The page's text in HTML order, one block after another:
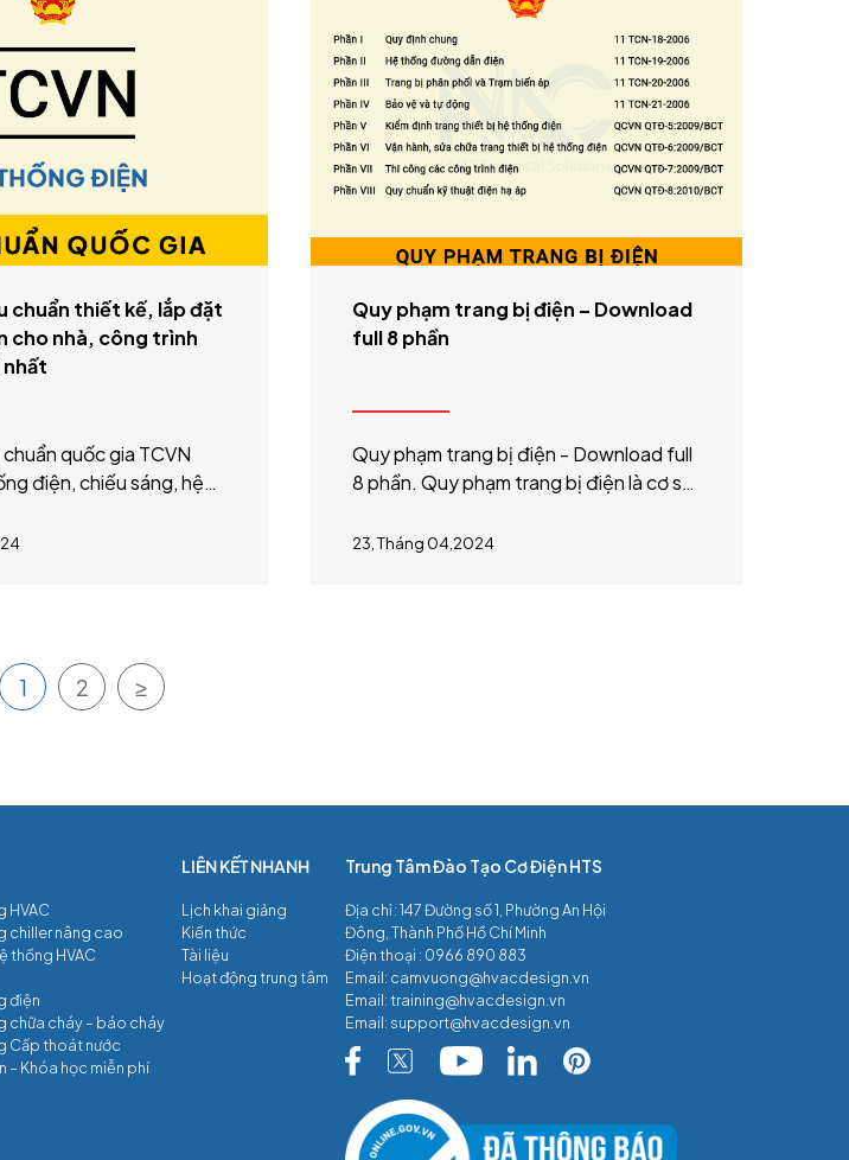
chuẩn thiết kế, lắp đặt
cho nhà, công trình
nhất
quốc gia TCVN
điện, chiếu sáng, hệ
nhật mới nhất năm
Quy phạm trang bị điện – Download
full 8 phần
Quy phạm trang bị điện - Download full
8 phần. Quy phạm trang bị điện là cơ sở
thiếu khi thiết kế lắp đặt hệ thống điện
23, Tháng 04,2024
1 2 ≥
HVAC
chiller nâng cao
thống HVAC
điện
chữa cháy – báo cháy
Cấp thoát nước
– Khóa học miễn phí
Lịch khai giảng
Kiến thức
Tài liệu
Hoạt động trung tâm
Trung Tâm Đào Tạo Cơ Điện HTS
Địa chỉ : 147 Đường số 1, Phường An Hội
Đông, Thành Phố Hồ Chí Minh
Điện thoại : 0966 890 883
Email: camvuong@hvacdesign.vn
Email:training@hvacdesign.vn
Email: support@hvacdesign.vn